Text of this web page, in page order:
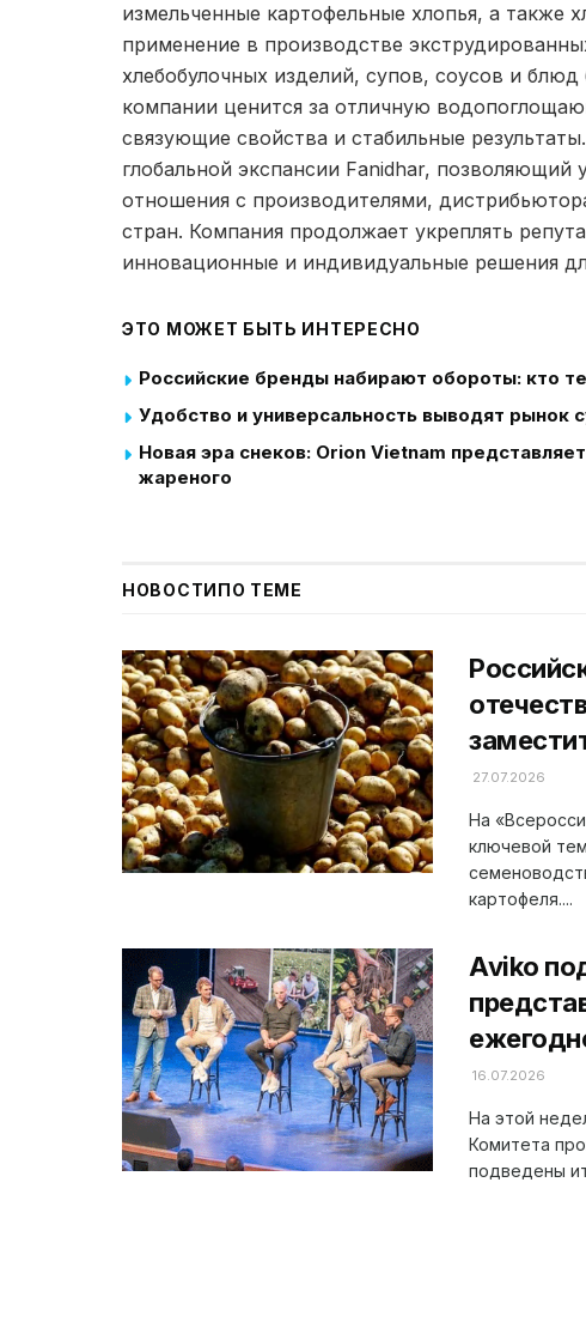
измельченные картофельные хлопья, а также
применение в производстве
хлебобулочных изделий, супов, соусов и
компании ценится за отличную
связующие свойства и стабильные
глобальной экспансии Fanidhar, позволяющий
отношения с производителями,
стран. Компания продолжает укреплять
инновационные и индивидуальные решения
ЭТО МОЖЕТ БЫТЬ ИНТЕРЕСНО
Российские бренды набирают обороты: кто
Удобство и универсальность выводят рынок
Новая эра снеков: Orion Vietnam
жареного
НОВОСТИПО ТЕМЕ
27.07.2026
На
ключевой
картофеля....
Aviko
16.07.2026
На этой
Комитета
подведены